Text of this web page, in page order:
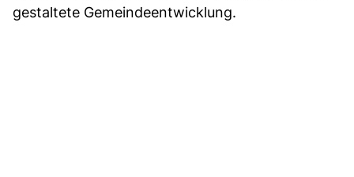
gestaltete Gemeindeentwicklung.